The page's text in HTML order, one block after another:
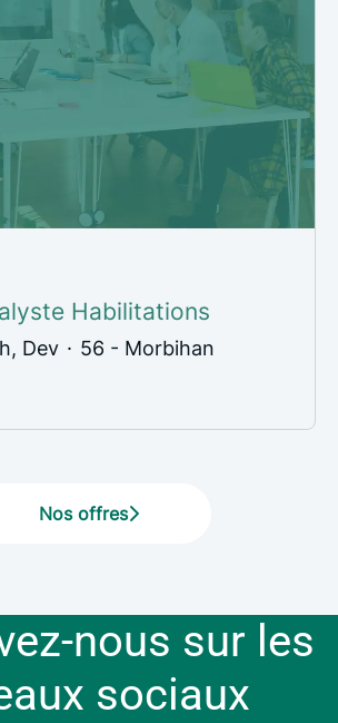
Habilitations
Dev · 56 - Morbihan
Nos offres
nous sur les
sociaux